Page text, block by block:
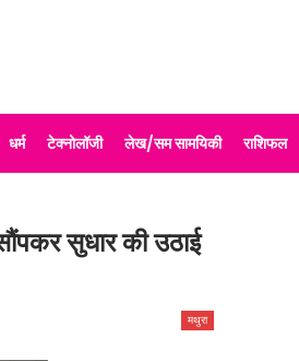
धर्म टेक्नोलॉजी लेख/सम सामयिकी राशिफल
सुधार की उठाई
मथुरा